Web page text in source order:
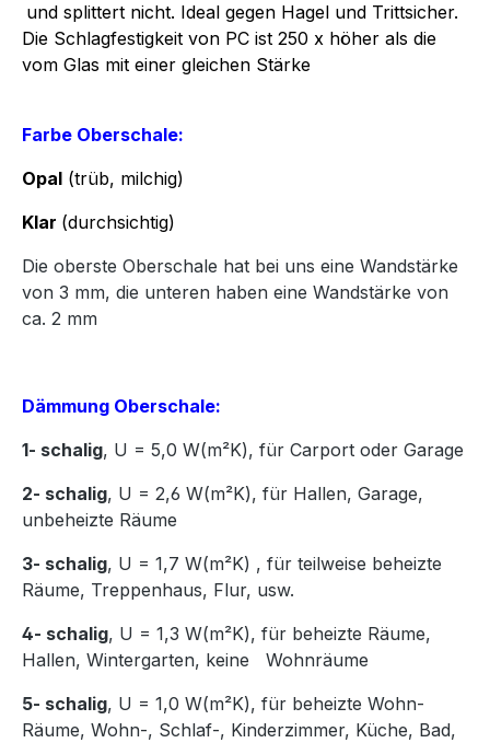
und splittert nicht. Ideal gegen Hagel und Trittsicher.
Die Schlagfestigkeit von PC ist 250 x höher als die
vom Glas mit einer gleichen Stärke
Farbe Oberschale:
Opal (trüb, milchig)
Klar (durchsichtig)
Die oberste Oberschale hat bei uns eine Wandstärke
von 3 mm, die unteren haben eine Wandstärke von
ca. 2 mm
Dämmung Oberschale:
1- schalig, U = 5,0 W(m²K), für Carport oder Garage
2- schalig, U = 2,6 W(m²K), für Hallen, Garage,
unbeheizte Räume
3- schalig, U = 1,7 W(m²K) , für teilweise beheizte
Räume, Treppenhaus, Flur, usw.
4- schalig, U = 1,3 W(m²K), für beheizte Räume,
Hallen, Wintergarten, keine Wohnräume
5- schalig, U = 1,0 W(m²K), für beheizte Wohn-
Räume, Wohn-, Schlaf-, Kinderzimmer, Küche, Bad,